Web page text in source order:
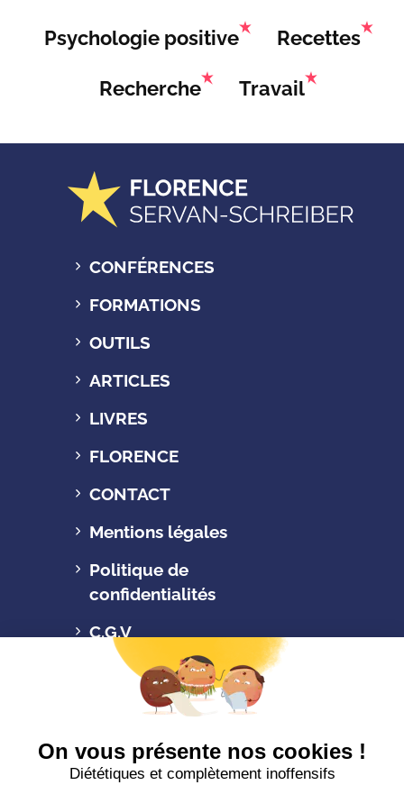
Psychologie positive Recettes
Recherche Travail
CONFÉRENCES
FORMATIONS
OUTILS
ARTICLES
LIVRES
FLORENCE
CONTACT
Mentions légales
Politique de
confidentialités
C.G.V
Suivez-nous
CONTACTEZ-NOUS